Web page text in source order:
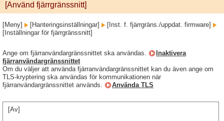
[Använd fjärrgränssnitt]
[Meny] [Hanteringsinställningar]
[Inst. f. fjärrgräns./uppdat. firmware]
[Inställningar för fjärrgränssnitt]
Ange om fjärranvändargränssnittet ska användas.
Inaktivera
fjärranvändargränssnittet
Om du väljer att använda fjärranvändargränssnittet kan du även ange om
TLS-kryptering ska användas för kommunikationen när
fjärranvändargränssnittet används.
Använda TLS
[Av]